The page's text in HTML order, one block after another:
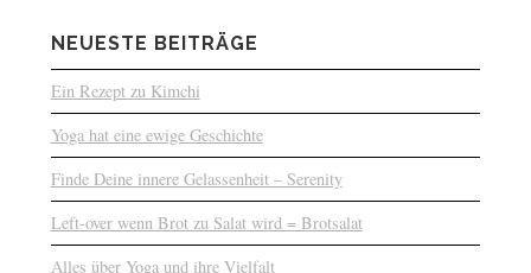
NEUESTE BEITRÄGE
Ein Rezept zu Kimchi
Yoga hat eine ewige Geschichte
Finde Deine innere Gelassenheit – Serenity
Left-over wenn Brot zu Salat wird = Brotsalat
Alles über Yoga und ihre Vielfalt